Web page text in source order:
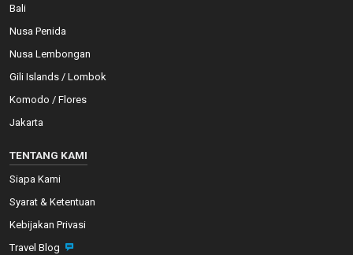
Bali
Nusa Penida
Nusa Lembongan
Gili Islands / Lombok
Komodo / Flores
Jakarta
TENTANG KAMI
Siapa Kami
Syarat & Ketentuan
Kebijakan Privasi
Travel Blog